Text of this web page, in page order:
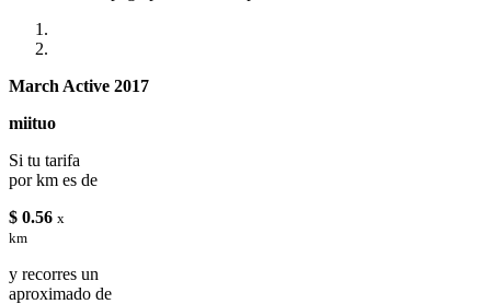
March Active 2017
miituo
Si tu tarifa
por km es de
$ 0.56 x
km
y recorres un
aproximado de